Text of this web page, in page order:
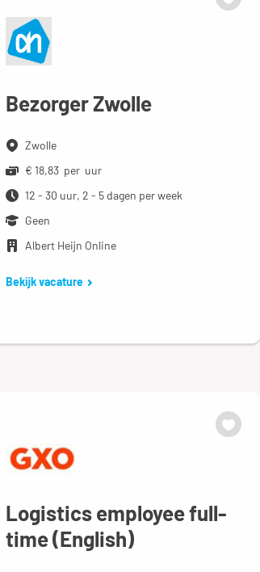
Bezorger Zwolle
Zwolle
€ 18,83 per uur
12 - 30 uur, 2 - 5 dagen per week
Geen
Albert Heijn Online
Bekijk vacature
Logistics employee full-
time (English)